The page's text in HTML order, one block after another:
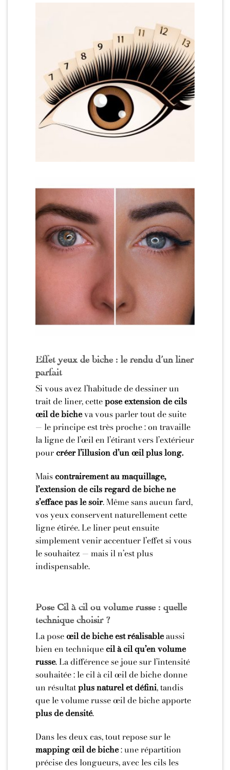
Effet yeux de biche : le rendu d’un liner
parfait
Si vous avez l’habitude de dessiner un
trait de liner, cettepose extension de cils
œil de bicheva vous parler tout de suite
— le principe est très proche : on travaille
la ligne de l’œil en l’étirant vers l’extérieur
pourcréer l’illusion d’un œil plus long.
Maiscontrairement au maquillage,
l’extension de cils regard de biche ne
s’efface pas le soir. Même sans aucun fard,
vos yeux conservent naturellement cette
ligne étirée. Le liner peut ensuite
simplement venir accentuer l’effet si vous
le souhaitez — mais il n’est plus
indispensable.
Pose Cil à cil ou volume russe : quelle
technique choisir ?
La poseœil de biche est réalisableaussi
bien en techniquecil à cil qu’en volume
russe. La différence se joue sur l’intensité
souhaitée : le cil à cil œil de biche donne
un résultatplus naturel et défini, tandis
que le volume russe œil de biche apporte
plus de densité.
Dans les deux cas, tout repose sur le
mapping œil de biche: une répartition
précise des longueurs, avec les cils les